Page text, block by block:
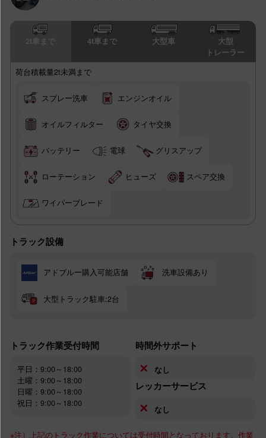
4t車まで 大型車
大型
トレーラー
荷台積載量2t未満まで
スプレー洗車 エンジンオイル
オイルフィルター タイヤ交換
バッテリー 電球 グリスアップ
ローテーション ヒューズ スペア交換
ワイパーブレード
トラック設備
アドブルー購入可能店舗 洗車設備あり
大型トラック駐車:2台
トラック作業受付時間
平日：9:00～18:00
土曜：9:00～18:00
日曜：9:00～18:00
祝日：9:00～18:00
時間外サポート
✕ なし
レッカーサービス
✕ なし
※注）上記のトラック作業については受付時間となっております。作業